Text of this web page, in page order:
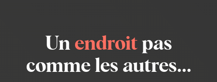
Un endroit pas
comme les autres...